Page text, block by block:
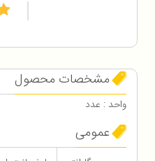
مشخصات محصول
واحد : عدد
عمومی